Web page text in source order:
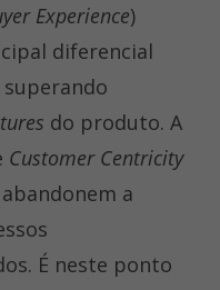
Experience)
diferencial
do produto. A
Customer Centricity
a
É neste ponto